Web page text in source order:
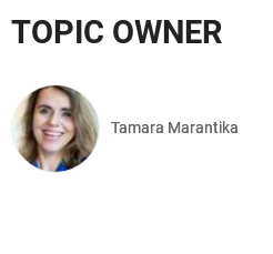
TOPIC OWNER
Tamara Marantika